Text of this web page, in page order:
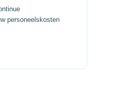
personeelskosten